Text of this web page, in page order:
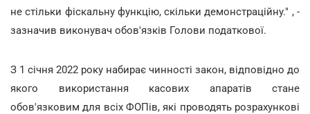
не стільки фіскальну функцію, скільки демонстраційну." , -
зазначив виконувач обов'язків Голови податкової.
З 1 січня 2022 року набирає чинності закон, відповідно до
якого використання касових апаратів стане
обов'язковим для всіх ФОПів, які проводять розрахункові